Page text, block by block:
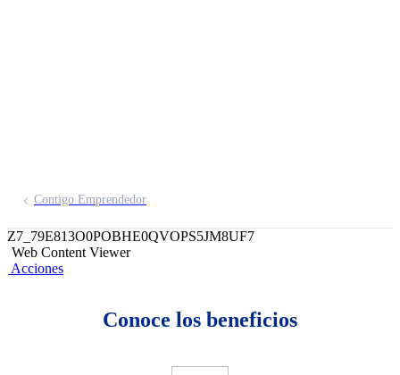
Contigo Emprendedor
Z7_79E813O0POBHE0QVOPS5JM8UF7
Web Content Viewer
Acciones
Conoce los beneficios